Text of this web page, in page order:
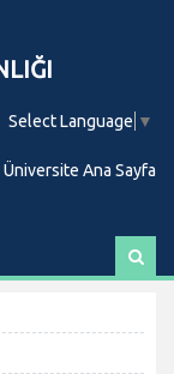
Select Language ▼
Üniversite Ana Sayfa
A
r